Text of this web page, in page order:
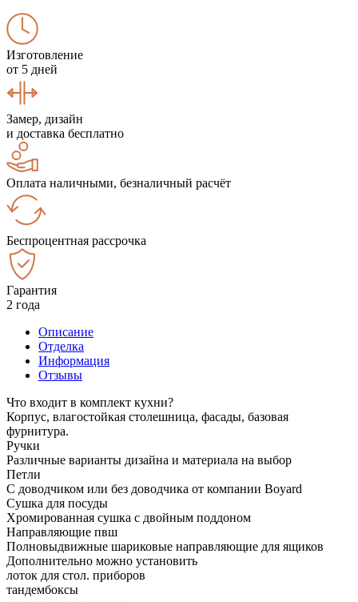
Изготовление
от 5 дней
Замер, дизайн
и доставка бесплатно
Оплата наличными, безналичный расчёт
Беспроцентная рассрочка
Гарантия
2 года
Описание
Отделка
Информация
Отзывы
Что входит в комплект кухни?
Корпус, влагостойкая столешница, фасады, базовая
фурнитура.
Ручки
Различные варианты дизайна и материала на выбор
Петли
С доводчиком или без доводчика от компании Boyard
Сушка для посуды
Хромированная сушка с двойным поддоном
Направляющие пвш
Полновыдвижные шариковые направляющие для ящиков
Дополнительно можно установить
лоток для стол. приборов
тандембоксы